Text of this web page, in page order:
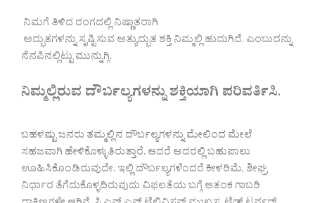
ನಿಮಗೆ ತಿಳಿದ ರಂಗದಲ್ಲಿ ನಿಷ್ಣಾತರಾಗಿ
ಅದ್ಭುತಗಳನ್ನು ಸೃಷ್ಟಿಸುವ ಅತ್ಯುದ್ಭುತ ಶಕ್ತಿ ನಿಮ್ಮಲ್ಲಿ ಹುದುಗಿದೆ. ಎಂಬುದನ್ನು
ನೆನಪಿನಲ್ಲಿಟ್ಟು ಮುನ್ನುಗ್ಗಿ.
ನಿಮ್ಮಲ್ಲಿರುವ ದೌರ್ಬಲ್ಯಗಳನ್ನು ಶಕ್ತಿಯಾಗಿ ಪರಿವರ್ತಿಸಿ.
ಬಹಳಷ್ಟು ಜನರು ತಮ್ಮಲ್ಲಿನ ದೌರ್ಬಲ್ಯಗಳನ್ನು ಮೇಲಿಂದ ಮೇಲೆ
ಸಹಜವಾಗಿ ಹೇಳಿಕೊಳ್ಳುತಿರುತ್ತಾರೆ. ಆದರೆ ಅದರಲ್ಲಿ ಬಹುಪಾಲು
ಊಹಿಸಿಕೊಂಡಿರುವುದೇ. ಇಲ್ಲಿ ದೌರ್ಬಲ್ಯಗಳೆಂದರೆ ಕೀಳರಿಮೆ, ಶೀಘ್ರ
ನಿರ್ಧಾರ ತೆಗೆದುಕೊಳ್ಳದಿರುವುದು ವಿಫಲತೆಯ ಬಗ್ಗೆ ಆತಂಕ ಗಾಬರಿ